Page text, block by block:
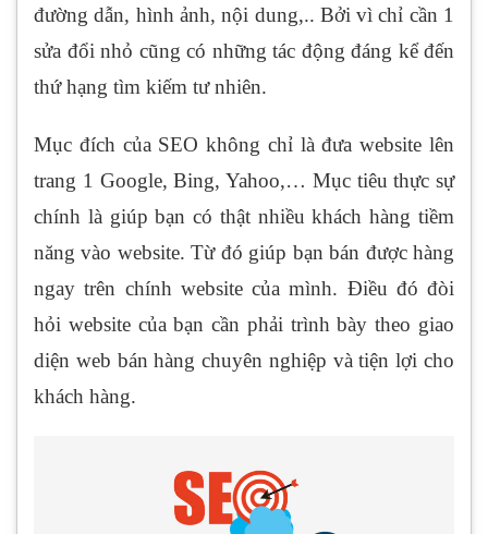
đường dẫn, hình ảnh, nội dung,.. Bởi vì chỉ cần 1
sửa đổi nhỏ cũng có những tác động đáng kể đến
thứ hạng tìm kiếm tư nhiên.
Mục đích của SEO không chỉ là đưa website lên
trang 1 Google, Bing, Yahoo,… Mục tiêu thực sự
chính là giúp bạn có thật nhiều khách hàng tiềm
năng vào website. Từ đó giúp bạn bán được hàng
ngay trên chính website của mình. Điều đó đòi
hỏi website của bạn cần phải trình bày theo giao
diện web bán hàng chuyên nghiệp và tiện lợi cho
khách hàng.